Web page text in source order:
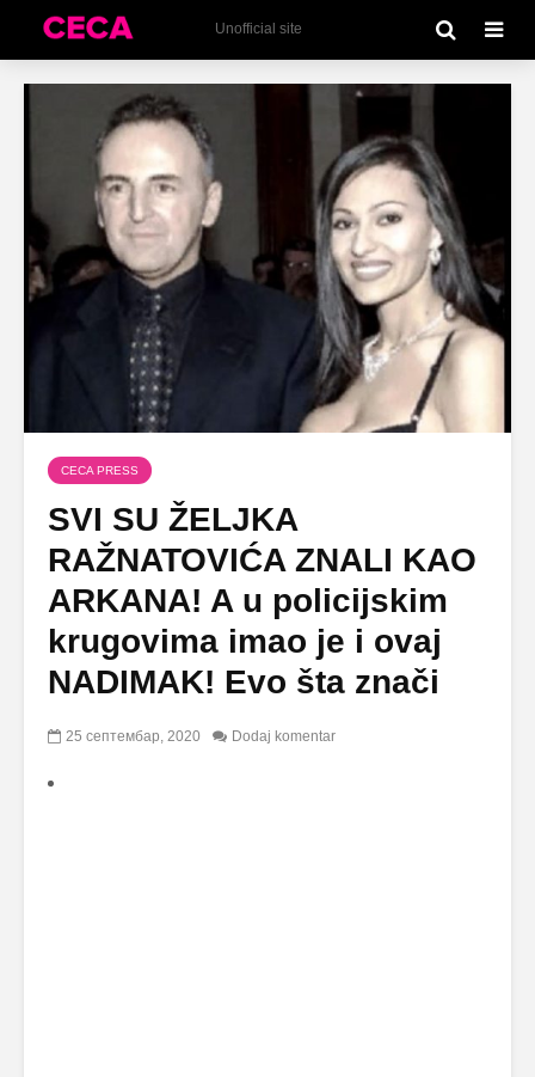
Unofficial site
CECA PRESS
SVI SU ŽELJKA
RAŽNATOVIĆA ZNALI KAO
ARKANA! A u policijskim
krugovima imao je i ovaj
NADIMAK! Evo šta znači
25 септембар, 2020 Dodaj komentar